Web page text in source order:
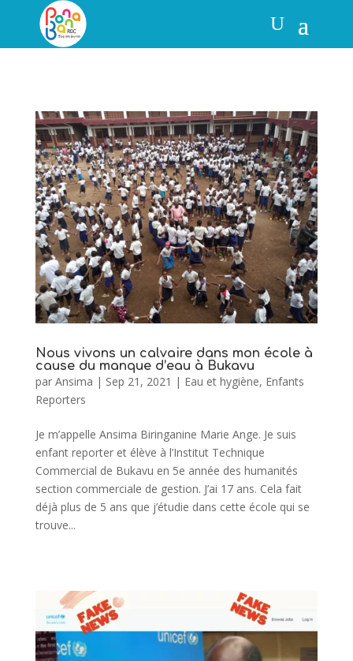
Nous vivons un calvaire dans mon école à
cause du manque d’eau à Bukavu
par Ansima | Sep 21, 2021 | Eau et hygiène, Enfants
Reporters
Je m’appelle Ansima Biringanine Marie Ange. Je suis
enfant reporter et élève à l’Institut Technique
Commercial de Bukavu en 5e année des humanités
section commerciale de gestion. J’ai 17 ans. Cela fait
déjà plus de 5 ans que j’étudie dans cette école qui se
trouve...